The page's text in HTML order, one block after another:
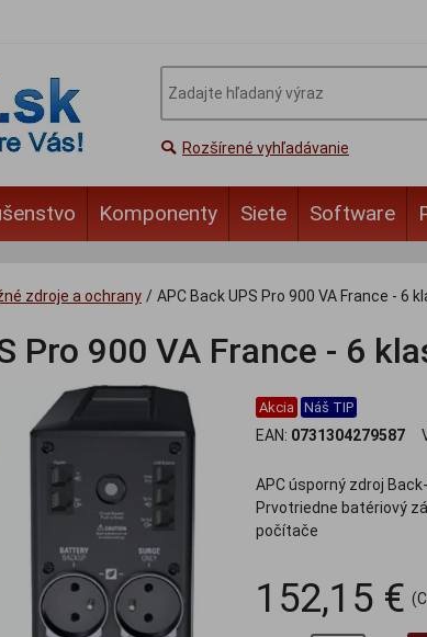
Rozšírené vyhľadávanie
Komponenty Siete Software
zdroje a ochrany / APC Back UPS Pro 900 VA France - 6
Pro 900 VA France - 6
Akcia Náš TIP
EAN: 0731304279587
APC úsporný zdroj
Prvotriedne batériový
počítače
152,15 €